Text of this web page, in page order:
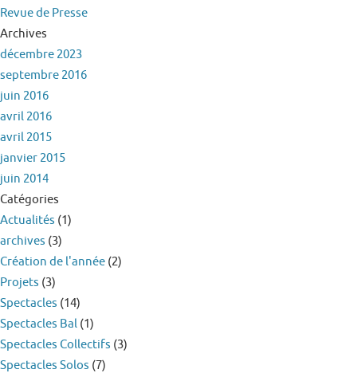
Revue de Presse
Archives
décembre 2023
septembre 2016
juin 2016
avril 2016
avril 2015
janvier 2015
juin 2014
Catégories
Actualités (1)
archives (3)
Création de l'année (2)
Projets (3)
Spectacles (14)
Spectacles Bal (1)
Spectacles Collectifs (3)
Spectacles Solos (7)